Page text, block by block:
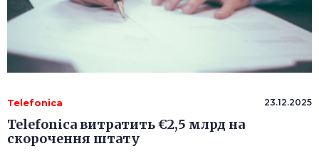
Telefonica 23.12.2025
Telefonica витратить €2,5 млрд на
скорочення штату